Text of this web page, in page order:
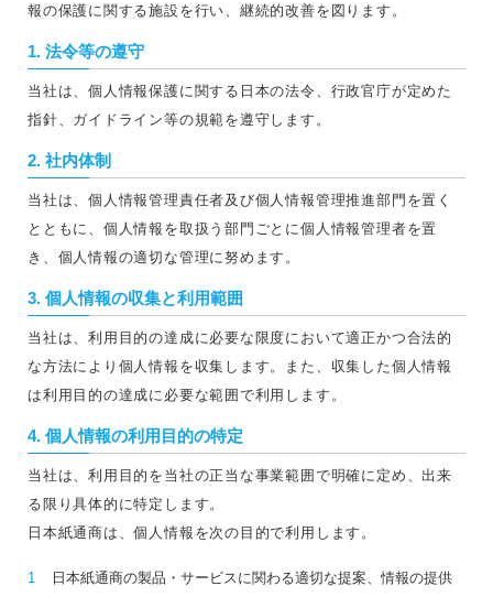
報の保護に関する施設を行い、継続的改善を図ります。
1. 法令等の遵守
当社は、個人情報保護に関する日本の法令、行政官庁が定めた
指針、ガイドライン等の規範を遵守します。
2. 社内体制
当社は、個人情報管理責任者及び個人情報管理推進部門を置く
とともに、個人情報を取扱う部門ごとに個人情報管理者を置
き、個人情報の適切な管理に努めます。
3. 個人情報の収集と利用範囲
当社は、利用目的の達成に必要な限度において適正かつ合法的
な方法により個人情報を収集します。また、収集した個人情報
は利用目的の達成に必要な範囲で利用します。
4. 個人情報の利用目的の特定
当社は、利用目的を当社の正当な事業範囲で明確に定め、出来
る限り具体的に特定します。
日本紙通商は、個人情報を次の目的で利用します。
1 日本紙通商の製品・サービスに関わる適切な提案、情報の提供